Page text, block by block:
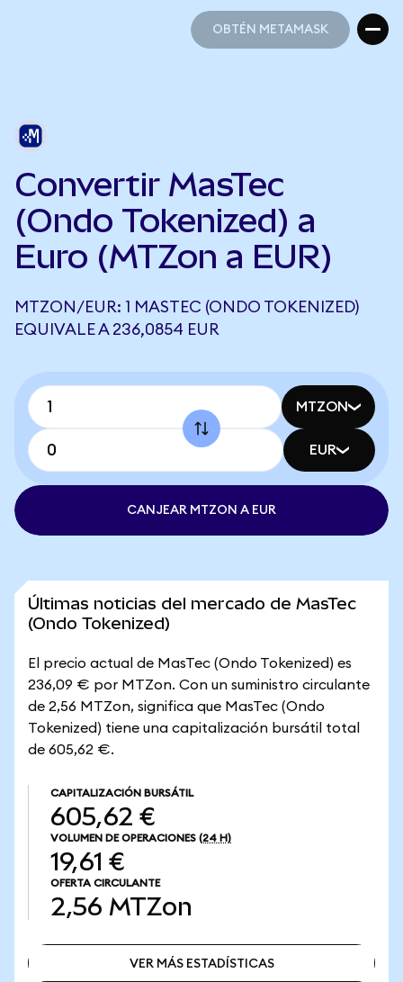
OBTÉN METAMASK
Convertir MasTec
(Ondo Tokenized) a
Euro (MTZon a EUR)
MTZON/EUR: 1 MASTEC (ONDO TOKENIZED)
EQUIVALE A 236,0854 EUR
MTZON
EUR
CANJEAR MTZON A EUR
Últimas noticias del mercado de MasTec
(Ondo Tokenized)
El precio actual de MasTec (Ondo Tokenized) es
236,09 € por MTZon. Con un suministro circulante
de 2,56 MTZon, significa que MasTec (Ondo
Tokenized) tiene una capitalización bursátil total
de 605,62 €.
CAPITALIZACIÓN BURSÁTIL
605,62 €
VOLUMEN DE OPERACIONES (24 H)
19,61 €
OFERTA CIRCULANTE
2,56 MTZon
VER MÁS ESTADÍSTICAS